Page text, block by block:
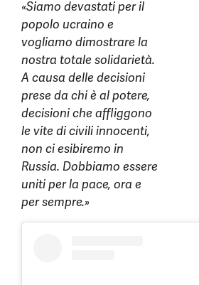
«Siamo devastati per il
popolo ucraino e
vogliamo dimostrare la
nostra totale solidarietà.
A causa delle decisioni
prese da chi è al potere,
decisioni che affliggono
le vite di civili innocenti,
non ci esibiremo in
Russia. Dobbiamo essere
uniti per la pace, ora e
per sempre.»